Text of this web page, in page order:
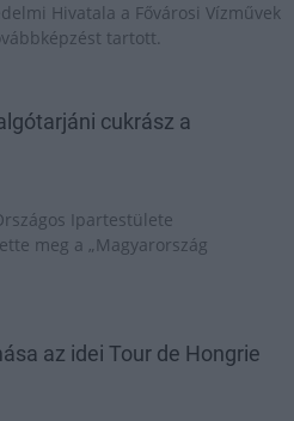
Hivatala a Fővárosi Vízművek
tartott.
cukrász a
Ipartestülete
meg a „Magyarország
az idei Tour de Hongrie